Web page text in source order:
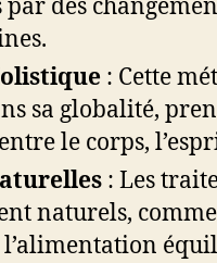
des
: Cette
sa globalité,
le corps,
: Les
naturels,